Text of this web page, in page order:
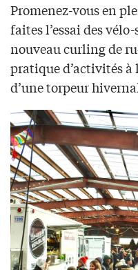
Promenez-vous en
faites l’essai desvélo-
nouveau curling de
pratique d’activités à
d’une torpeur